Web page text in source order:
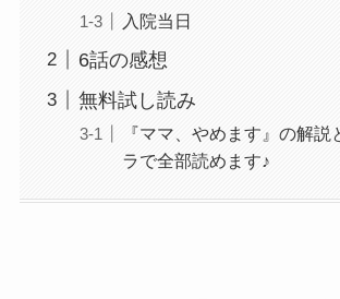
入院当日
6話の感想
無料試し読み
『ママ、やめます』の解説
ラで全部読めます♪